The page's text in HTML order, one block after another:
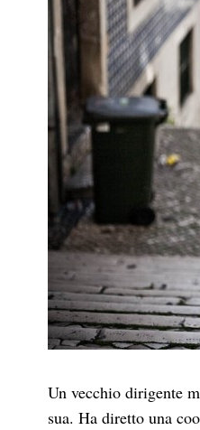
Un vecchio dirigente
sua. Ha diretto una